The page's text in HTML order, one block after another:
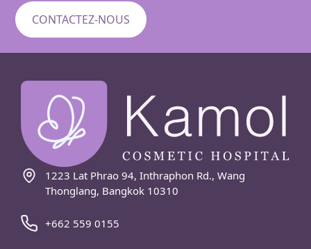
CONTACTEZ-NOUS
1223 Lat Phrao 94, Inthraphon Rd., Wang
Thonglang, Bangkok 10310
+662 559 0155